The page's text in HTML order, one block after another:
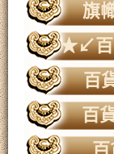
旗
★↙百
百
百
百